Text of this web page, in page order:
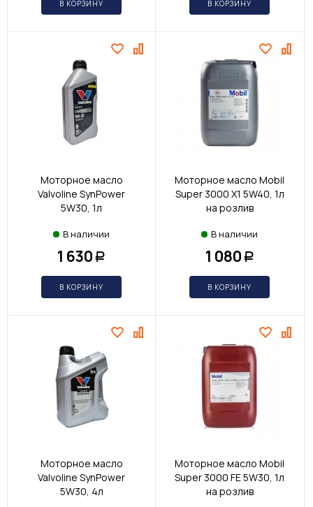
В КОРЗИНУ В КОРЗИНУ
Моторное масло
Valvoline SynPower
5W30, 1л
В наличии
1 630 Р
В КОРЗИНУ
Моторное масло Mobil
Super 3000 X1 5W40, 1л
на розлив
В наличии
1 080 Р
В КОРЗИНУ
Моторное масло
Valvoline SynPower
5W30, 4л
Моторное масло Mobil
Super 3000 FE 5W30, 1л
на розлив